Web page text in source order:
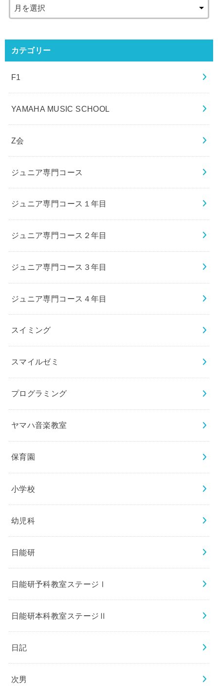
カテゴリー
F1
YAMAHA MUSIC SCHOOL
Z会
ジュニア専門コース
ジュニア専門コース１年目
ジュニア専門コース２年目
ジュニア専門コース３年目
ジュニア専門コース４年目
スイミング
スマイルゼミ
プログラミング
ヤマハ音楽教室
保育園
小学校
幼児科
日能研
日能研予科教室ステージⅠ
日能研本科教室ステージⅡ
日記
次男